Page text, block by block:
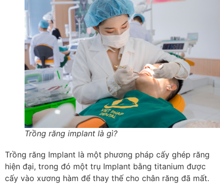
Trồng răng implant là gì?
Trồng răng Implant là một phương pháp cấy ghép răng
hiện đại, trong đó một trụ Implant bằng titanium được
cấy vào xương hàm để thay thế cho chân răng đã mất.